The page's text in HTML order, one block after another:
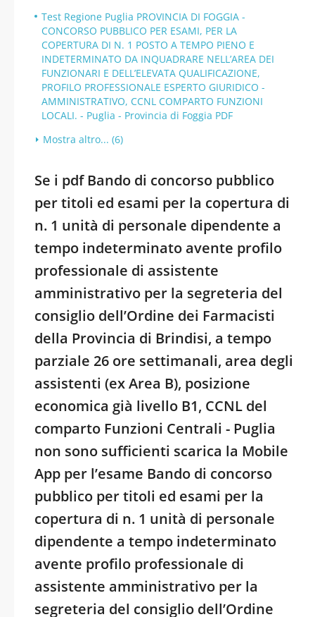
Test Regione Puglia PROVINCIA DI FOGGIA -
CONCORSO PUBBLICO PER ESAMI, PER LA
COPERTURA DI N. 1 POSTO A TEMPO PIENO E
INDETERMINATO DA INQUADRARE NELL’AREA DEI
FUNZIONARI E DELL’ELEVATA QUALIFICAZIONE,
PROFILO PROFESSIONALE ESPERTO GIURIDICO -
AMMINISTRATIVO, CCNL COMPARTO FUNZIONI
LOCALI. - Puglia - Provincia di Foggia PDF
Mostra altro... (6)
Se i pdf Bando di concorso pubblico
per titoli ed esami per la copertura di
n. 1 unità di personale dipendente a
tempo indeterminato avente profilo
professionale di assistente
amministrativo per la segreteria del
consiglio dell’Ordine dei Farmacisti
della Provincia di Brindisi, a tempo
parziale 26 ore settimanali, area degli
assistenti (ex Area B), posizione
economica già livello B1, CCNL del
comparto Funzioni Centrali - Puglia
non sono sufficienti scarica la Mobile
App per l’esame Bando di concorso
pubblico per titoli ed esami per la
copertura di n. 1 unità di personale
dipendente a tempo indeterminato
avente profilo professionale di
assistente amministrativo per la
segreteria del consiglio dell’Ordine